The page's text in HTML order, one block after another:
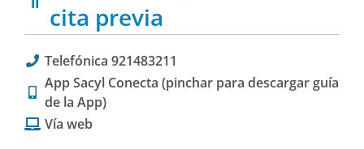
cita previa
Telefónica 921483211
App Sacyl Conecta (pinchar para descargar guía
de la App)
Vía web